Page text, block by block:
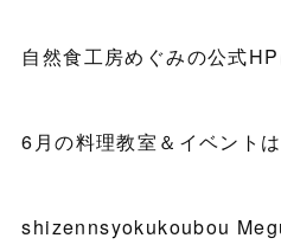
自然食工房めぐみの公式HP
6月の料理教室＆イベントは
shizennsyokukoubou